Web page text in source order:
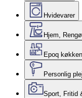
Hvidevarer
Hjem,
Epoq
Personlig
Sport, Fritid